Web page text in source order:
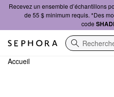
Recevez un ensemble d’échantillons
de 55 $ minimum requis. *Des
code
Recherche
Accueil